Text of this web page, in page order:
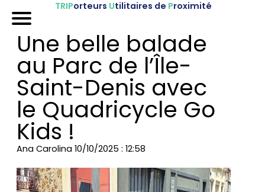
TRIPorteurs Utilitaires de Proximité
Nos véhicules
Références
Sur-mesure
FAQ
Une belle balade
au Parc de l’Île-
Saint-Denis avec
le Quadricycle Go
Kids !
Ana Carolina 10/10/2025 : 12:58